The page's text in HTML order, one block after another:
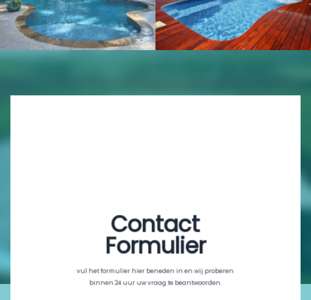
Contact
Formulier
vul het formulier hier beneden in en wij proberen
binnen 24 uur uw vraag te beantwoorden.